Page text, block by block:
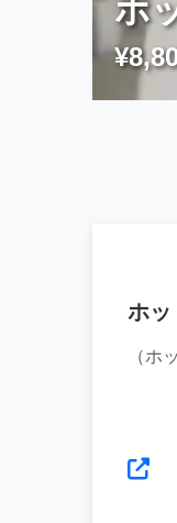
ホ
ホッ
（ホ